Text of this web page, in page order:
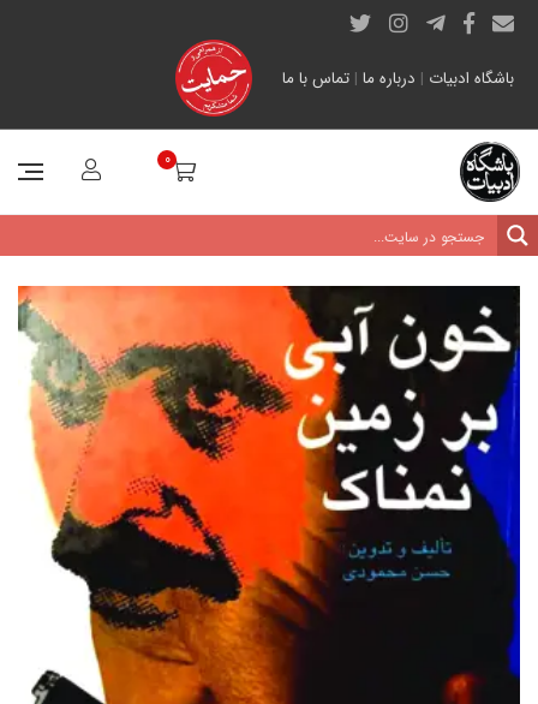
باشگاه ادبیات | درباره ما | تماس با ما
0